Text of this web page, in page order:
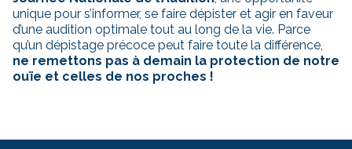
unique pour s’informer, se faire dépister et agir en faveur
d’une audition optimale tout au long de la vie. Parce
qu’un dépistage précoce peut faire toute la différence,
ne remettons pas à demain la protection de notre
ouïe et celles de nos proches !